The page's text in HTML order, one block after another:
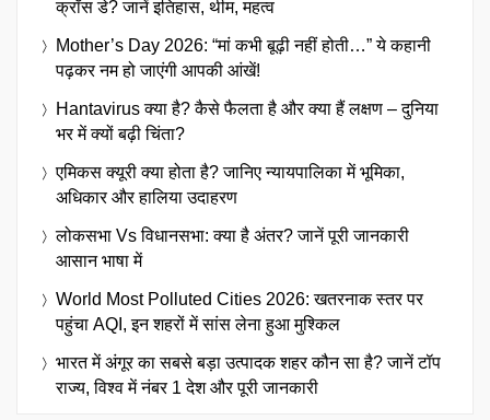
क्रॉस डे? जानें इतिहास, थीम, महत्व
Mother’s Day 2026: “मां कभी बूढ़ी नहीं होती…” ये कहानी
पढ़कर नम हो जाएंगी आपकी आंखें!
Hantavirus क्या है? कैसे फैलता है और क्या हैं लक्षण – दुनिया
भर में क्यों बढ़ी चिंता?
एमिकस क्यूरी क्या होता है? जानिए न्यायपालिका में भूमिका,
अधिकार और हालिया उदाहरण
लोकसभा Vs विधानसभा: क्या है अंतर? जानें पूरी जानकारी
आसान भाषा में
World Most Polluted Cities 2026: खतरनाक स्तर पर
पहुंचा AQI, इन शहरों में सांस लेना हुआ मुश्किल
भारत में अंगूर का सबसे बड़ा उत्पादक शहर कौन सा है? जानें टॉप
राज्य, विश्व में नंबर 1 देश और पूरी जानकारी